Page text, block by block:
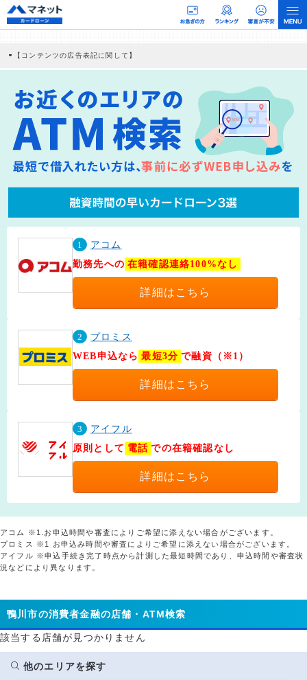
【コンテンツの広告表記に関して】
社に対して企業から紹介報酬が支払われるという収益モデルです。 ただし、特定の
商品を根拠なくPRするものではなく、当編集部の調査／ユーザーへの口コミ収集な
どに基づき、公平性を担保した情報提供を行っています。
>提携企業一覧
1
アコム
勤務先への 在籍確認連絡100%なし
詳細はこちら
2
プロミス
WEB申込なら 最短3分 で融資（※1）
詳細はこちら
3
アイフル
原則として 電話 での在籍確認なし
詳細はこちら
アコム ※1.お申込時間や審査によりご希望に添えない場合がございます。
プロミス ※1 お申込み時間や審査によりご希望に添えない場合がございます。
アイフル ※申込手続き完了時点から計測した最短時間であり、申込時間や審査状
況などにより異なります。
鴨川市の消費者金融の店舗・ATM検索
該当する店舗が見つかりません
他のエリアを探す